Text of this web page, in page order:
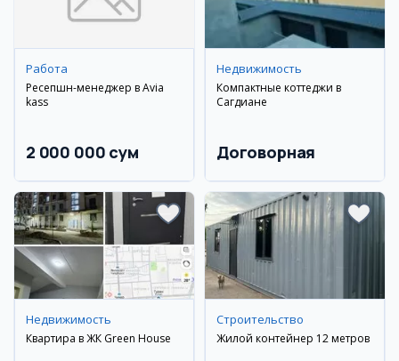
Работа
Ресепшн-менеджер в Avia
kass
2 000 000 сум
Недвижимость
Компактные коттеджи в
Сагдиане
Договорная
Недвижимость
Квартира в ЖК Green House
Строительство
Жилой контейнер 12 метров